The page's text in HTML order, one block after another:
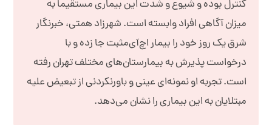
کنترل بوده و شیوع و شدت این بیماری مستقیما به
میزان آگاهی افراد وابسته است.شهرزاد همتی، خبرنگار
شرق یک روز خود را بیمار اچ‌آی‌مثبت جا زده و با
درخواست پذیرش به بیمارستان‌های مختلف تهران رفته
است. تجربه او نمونه‌ای عینی و باورنکردنی از تبعیض علیه
مبتلایان به این بیماری را نشان می‌دهد.